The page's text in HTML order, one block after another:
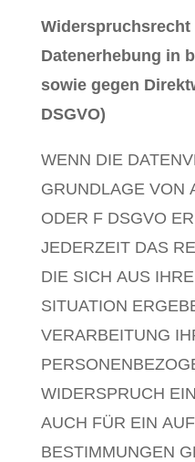
Widerspruchsrecht
Datenerhebung in
sowie gegen
DSGVO)
WENN DIE
GRUNDLAGE VON
ODER F DSGVO
JEDERZEIT DAS
DIE SICH AUS
SITUATION
VERARBEITUNG
WIDERSPRUCH
AUCH FÜR EIN
BESTIMMUNGEN